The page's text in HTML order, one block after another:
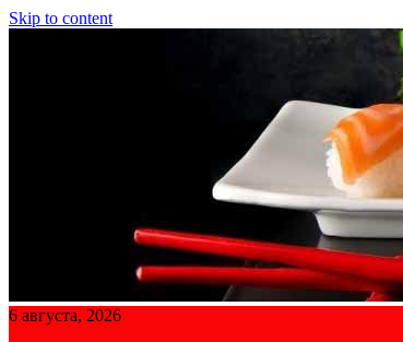
Skip to content
6 августа, 2026